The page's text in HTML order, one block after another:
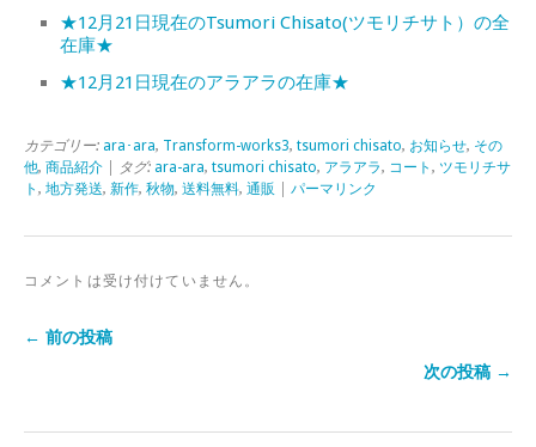
★12月21日現在のTsumori Chisato(ツモリチサト）の全
在庫★
★12月21日現在のアラアラの在庫★
カテゴリー: ara･ara, Transform-works3, tsumori chisato, お知らせ, その
他, 商品紹介 | タグ: ara-ara, tsumori chisato, アラアラ, コート , ツモリチサ
ト , 地方発送, 新作, 秋物, 送料無料, 通販 パーマリンク
コメントは受け付けていません。
← 前の投稿
次の投稿 →